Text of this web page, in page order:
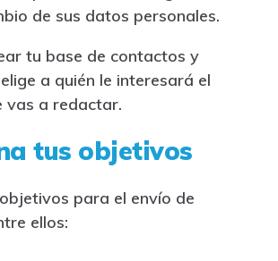
de sus datos personales.
tu base de contactos y
a quién le interesará el
vas a redactar.
tus objetivos
para el envío de
ellos: